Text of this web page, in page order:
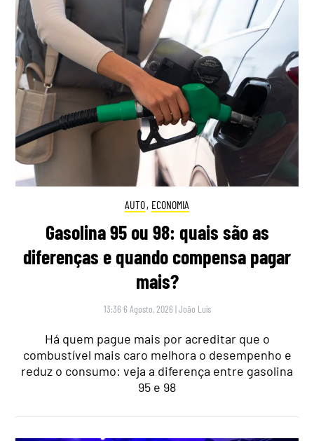
AUTO, ECONOMIA
Gasolina 95 ou 98: quais são as
diferenças e quando compensa pagar
mais?
13:36 6 Agosto, 2026 |João Luís
Há quem pague mais por acreditar que o
combustível mais caro melhora o desempenho e
reduz o consumo: veja a diferença entre gasolina
95 e 98